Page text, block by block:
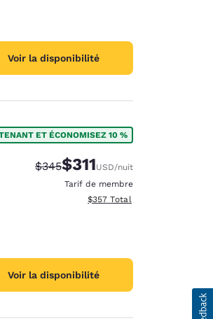
Voir la disponibilité
ET ÉCONOMISEZ 10 %
Tarif barré :
$345Tarif réduit :
$311USD/nuit
Tarif de membre
Afficher les détails totaux
$357 Total
Voir la disponibilité